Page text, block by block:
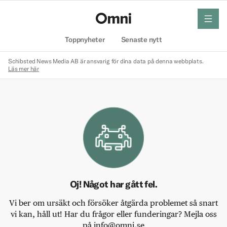
Toppnyheter Senaste nytt
meny
Schibsted News Media AB är ansvarig för dina data på denna webbplats.
Läs mer här
Oj! Något har gått fel.
Vi ber om ursäkt och försöker åtgärda problemet så snart
vi kan, håll ut! Har du frågor eller funderingar? Mejla oss